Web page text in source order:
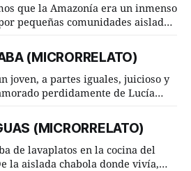
que la Amazonía era un inmenso
pequeñas comunidades aisladas.
finlandés Martti Pärssinen,
junto con especialistas de
(MICRORRELATO)
joven, a partes iguales, juicioso y
perdidamente de Lucía
Pero mantenían absoluta
ineluctable por parte de ella.
ellos
(MICRORRELATO)
de lavaplatos en la cocina del
la aislada chabola donde vivía,